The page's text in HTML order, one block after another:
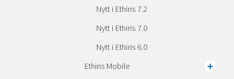
Nytt i Ethiris 7.2
Nytt i Ethiris 7.0
Nytt i Ethiris 6.0
Ethiris Mobile